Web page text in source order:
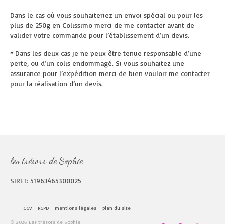
Dans le cas où vous souhaiteriez un envoi spécial ou pour les
plus de 250g en Colissimo merci de me contacter avant de
valider votre commande pour l’établissement d’un devis.
* Dans les deux cas je ne peux être tenue responsable d’une
perte, ou d’un colis endommagé. Si vous souhaitez une
assurance pour l’expédition merci de bien vouloir me contacter
pour la réalisation d’un devis.
les trésors de Sophie
SIRET: 51963465300025
CGV RGPD mentions légales plan du site
© 2026 Les trésors de Sophie